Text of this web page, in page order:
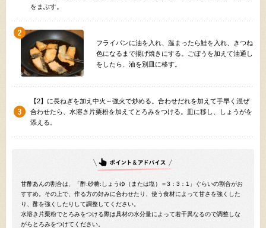
をまぶす。
フライパンに油を入れ、温まったら鮭を入れ、きつね
色になるまで揚げ焼きにする。ごぼうを加えて油通し
をしたら、油を別皿に移す。
【2】に長ねぎを加え中火～強火で炒める。合わせだれを加えて手早く混ぜ
合わせたら、水溶き片栗粉を加えてとろみをつける。皿に移し、しょうがを
添える。
甘酢あんの割合は、「酢:砂糖:しょうゆ（または塩）＝3：3：1」ぐらいの割合がお
すすめ。その上で、作る方の好みに合わせたり、使う食材によって甘さを強くした
り、酢を強くしたりして調整してください。
水溶き片栗粉でとろみをつける際は具材の水分量によって若干異なるので調整しな
がらとろみをつけてください。